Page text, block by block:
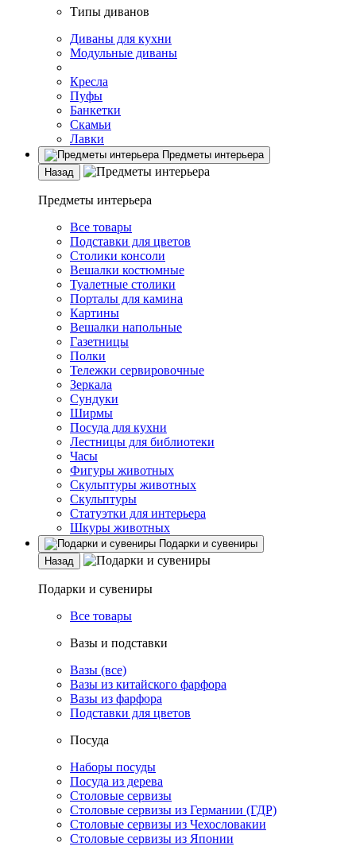
Типы диванов
Диваны для кухни
Модульные диваны
Кресла
Пуфы
Банкетки
Скамьи
Лавки
Предметы интерьера
Назад
Предметы интерьера
Все товары
Подставки для цветов
Столики консоли
Вешалки костюмные
Туалетные столики
Порталы для камина
Картины
Вешалки напольные
Газетницы
Полки
Тележки сервировочные
Зеркала
Сундуки
Ширмы
Посуда для кухни
Лестницы для библиотеки
Часы
Фигуры животных
Скульптуры животных
Скульптуры
Статуэтки для интерьера
Шкуры животных
Подарки и сувениры
Назад
Подарки и сувениры
Все товары
Вазы и подставки
Вазы (все)
Вазы из китайского фарфора
Вазы из фарфора
Подставки для цветов
Посуда
Наборы посуды
Посуда из дерева
Столовые сервизы
Столовые сервизы из Германии (ГДР)
Столовые сервизы из Чехословакии
Столовые сервизы из Японии